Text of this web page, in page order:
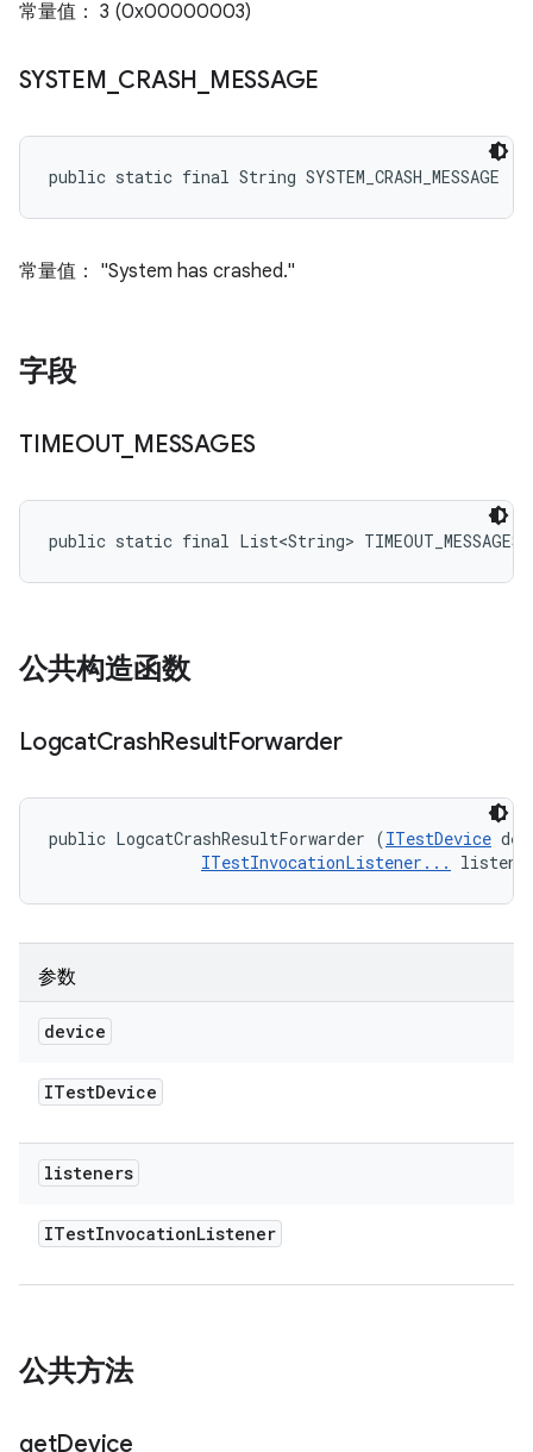
常量值： 3 (0x00000003)
SYSTEM CRASH MESSAGE
public static final String SYSTEM_CRASH_MESSAGE
常量值： "System has crashed."
字段
TIMEOUT_ MESSAGES
public static final List<String> TIMEOUT_MESSAGES
公共构造函数
LogcatCrashResultForwarder
public LogcatCrashResultForwarder (ITestDevice
ITestInvocationListener...
参数
device
ITestDevice
listeners
ITestInvocationListener
公共方法
getDevice